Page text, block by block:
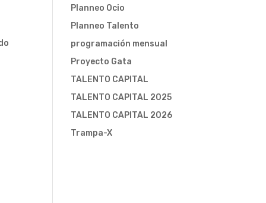
Planneo Ocio
Planneo Talento
programación mensual
Proyecto Gata
TALENTO CAPITAL
TALENTO CAPITAL 2025
TALENTO CAPITAL 2026
Trampa-X